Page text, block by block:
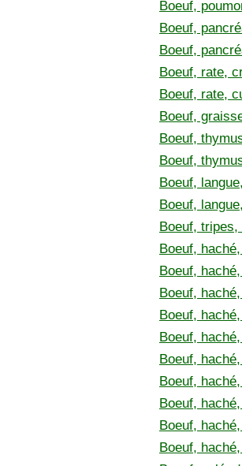
Boeuf,
Boeuf,
Boeuf,
Boeuf, rate,
Boeuf, rate,
Boeuf,
Boeuf,
Boeuf,
Boeuf,
Boeuf,
Boeuf, tripes,
Boeuf,
Boeuf,
Boeuf,
Boeuf,
Boeuf,
Boeuf,
Boeuf,
Boeuf,
Boeuf,
Boeuf,